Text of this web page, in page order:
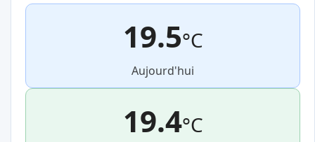
19.5°C
Aujourd'hui
19.4°C